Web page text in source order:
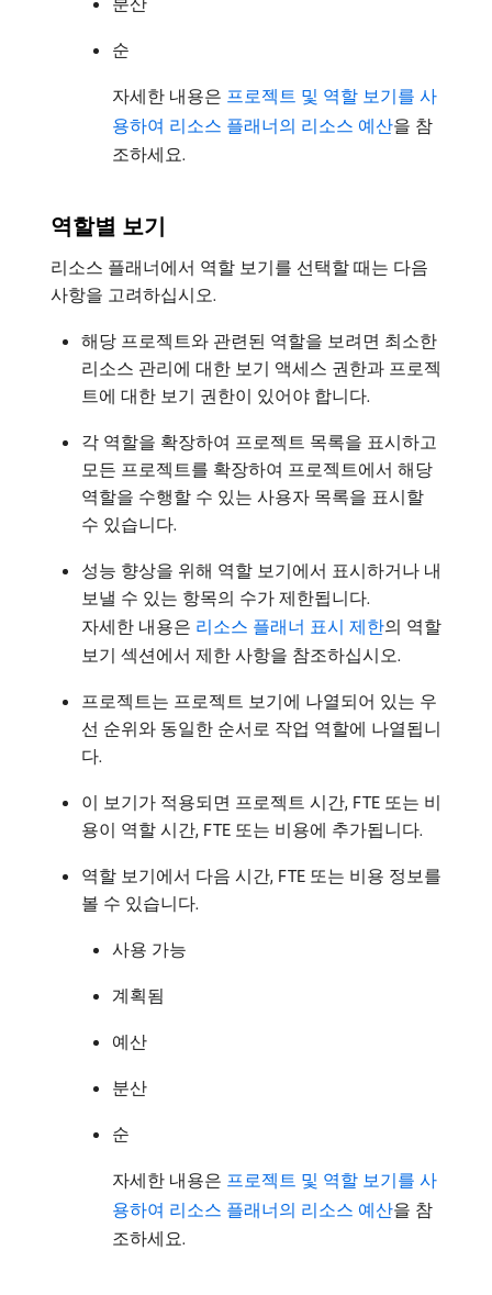
순
자세한 내용은 프로젝트 및 역할 보기를 사
용하여 리소스 플래너의 리소스 예산을 참
조하세요.
역할별 보기
리소스 플래너에서 역할 보기를 선택할 때는 다음
사항을 고려하십시오.
해당 프로젝트와 관련된 역할을 보려면 최소한
리소스 관리에 대한 보기 액세스 권한과 프로젝
트에 대한 보기 권한이 있어야 합니다.
각 역할을 확장하여 프로젝트 목록을 표시하고
모든 프로젝트를 확장하여 프로젝트에서 해당
역할을 수행할 수 있는 사용자 목록을 표시할
수 있습니다.
성능 향상을 위해 역할 보기에서 표시하거나 내
보낼 수 있는 항목의 수가 제한됩니다.
자세한 내용은 리소스 플래너 표시 제한의 역할
보기 섹션에서 제한 사항을 참조하십시오.
프로젝트는 프로젝트 보기에 나열되어 있는 우
선 순위와 동일한 순서로 작업 역할에 나열됩니
다.
이 보기가 적용되면 프로젝트 시간, FTE 또는 비
용이 역할 시간, FTE 또는 비용에 추가됩니다.
역할 보기에서 다음 시간, FTE 또는 비용 정보를
볼 수 있습니다.
사용 가능
계획됨
예산
분산
순
자세한 내용은 프로젝트 및 역할 보기를 사
용하여 리소스 플래너의 리소스 예산을 참
조하세요.